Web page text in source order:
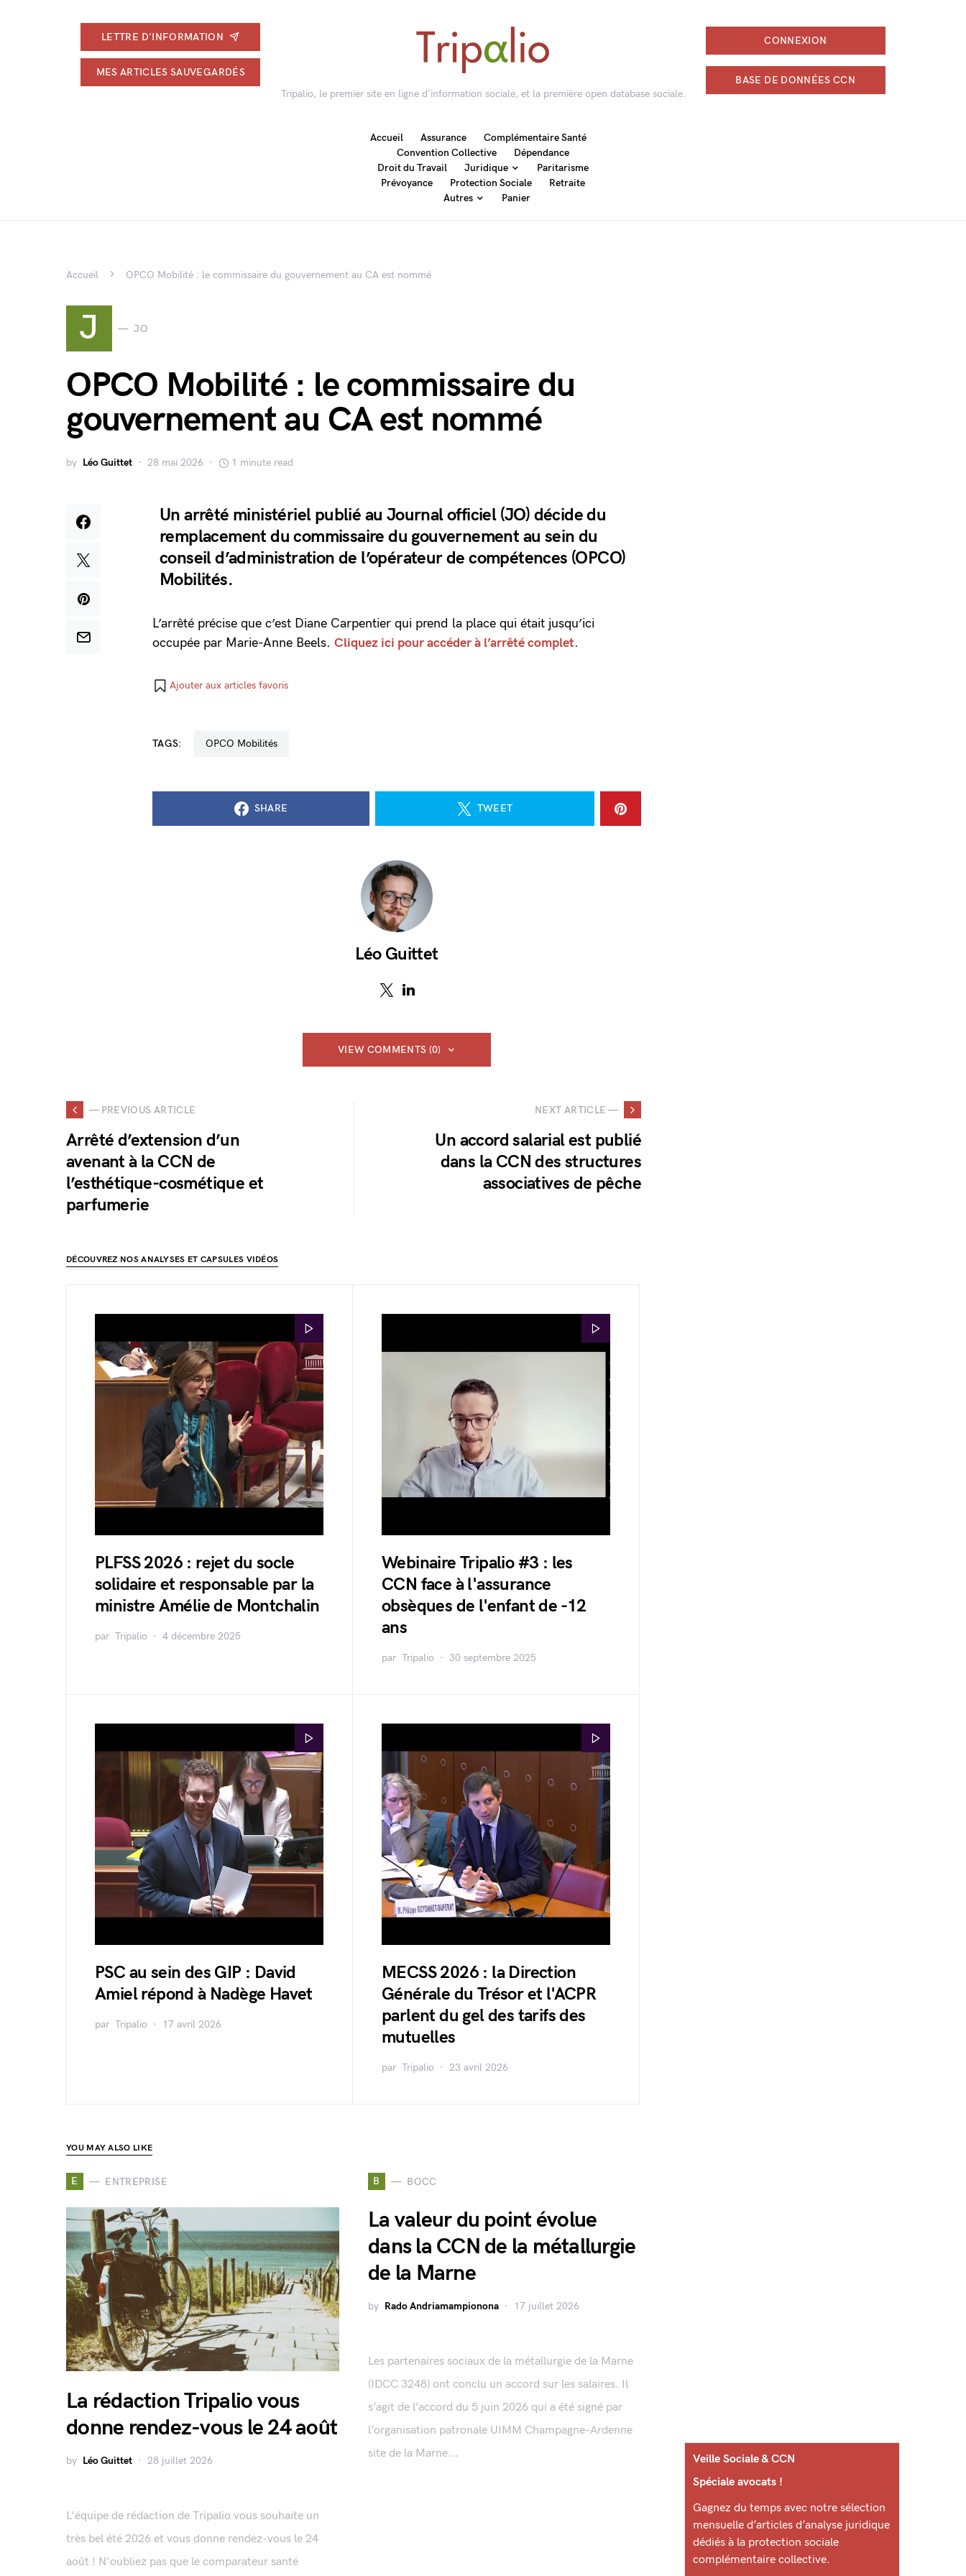
LETTRE D'INFORMATION
MES ARTICLES SAUVEGARDÉS
Tripalio, le premier site en ligne d'information sociale, et la première open database sociale.
CONNEXION
BASE DE DONNÉES CCN
Accueil Assurance
Complémentaire Santé
Convention Collective
Dépendance
Droit du Travail
Juridique
Paritarisme
Prévoyance
Protection Sociale
Retraite
Autres
Panier
Accueil OPCO Mobilité : le commissaire du gouvernement au CA est nommé
J JO
OPCO Mobilité : le commissaire du
gouvernement au CA est nommé
by Léo Guittet 28 mai 2026 1 minute read
Un arrêté ministériel publié au Journal officiel (JO) décide du
remplacement du commissaire du gouvernement au sein du
conseil d’administration de l’opérateur de compétences (OPCO)
Mobilités.
L’arrêté précise que c’est Diane Carpentier qui prend la place qui était jusqu’ici
occupée par Marie-Anne Beels. Cliquez ici pour accéder à l’arrêté complet.
Ajouter aux articles favoris
TAGS: OPCO Mobilités
SHARE TWEET
Léo Guittet
VIEW COMMENTS (0)
— PREVIOUS ARTICLE
Arrêté d’extension d’un
avenant à la CCN de
l’esthétique-cosmétique et
parfumerie
NEXT ARTICLE —
Un accord salarial est publié
dans la CCN des structures
associatives de pêche
DÉCOUVREZ NOS ANALYSES ET CAPSULES VIDÉOS
PLFSS 2026 : rejet du socle
solidaire et responsable par la
ministre Amélie de Montchalin
par Tripalio 4 décembre 2025
Webinaire Tripalio #3 : les
CCN face à l'assurance
obsèques de l'enfant de -12
ans
par Tripalio 30 septembre 2025
PSC au sein des GIP : David
Amiel répond à Nadège Havet
par Tripalio 17 avril 2026
MECSS 2026 : la Direction
Générale du Trésor et l'ACPR
parlent du gel des tarifs des
mutuelles
par Tripalio 23 avril 2026
YOU MAY ALSO LIKE
E ENTREPRISE
La rédaction Tripalio vous
donne rendez-vous le 24 août
by Léo Guittet 28 juillet 2026
L'équipe de rédaction de Tripalio vous souhaite un
très bel été 2026 et vous donne rendez-vous le 24
août ! N'oubliez pas que le comparateur santé
B BOCC
La valeur du point évolue
dans la CCN de la métallurgie
de la Marne
by Rado Andriamampionona 17 juillet 2026
Les partenaires sociaux de la métallurgie de la Marne
(IDCC 3248) ont conclu un accord sur les salaires. Il
s’agit de l’accord du 5 juin 2026 qui a été signé par
l’organisation patronale UIMM Champagne-Ardenne
site de la Marne...
Veille Sociale & CCN
Spéciale avocats !
Gagnez du temps avec notre sélection
mensuelle d’articles d’analyse juridique
dédiés à la protection sociale
complémentaire collective.